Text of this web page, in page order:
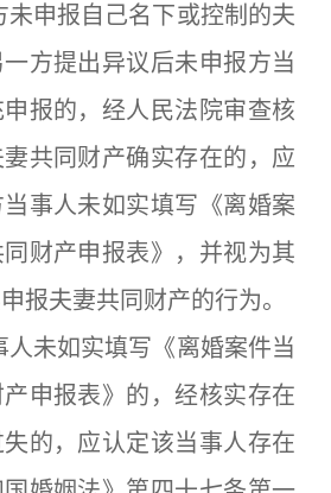
未申报自己名下或控制的夫
方提出异议后未申报方当
报的，经人民法院审查核
共同财产确实存在的，应
事人未如实填写《离婚案
财产申报表》，并视为其
报夫妻共同财产的行为。
人未如实填写《离婚案件当
申报表》的，经核实存在
的，应认定该当事人存在